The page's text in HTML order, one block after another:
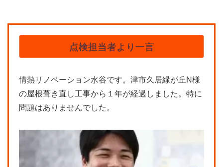
点検担当者より一言
情熱リノベーション水谷です。津市久居緑が丘N様
の屋根葺き直し工事から１年が経過しました。特に
問題はありませんでした。